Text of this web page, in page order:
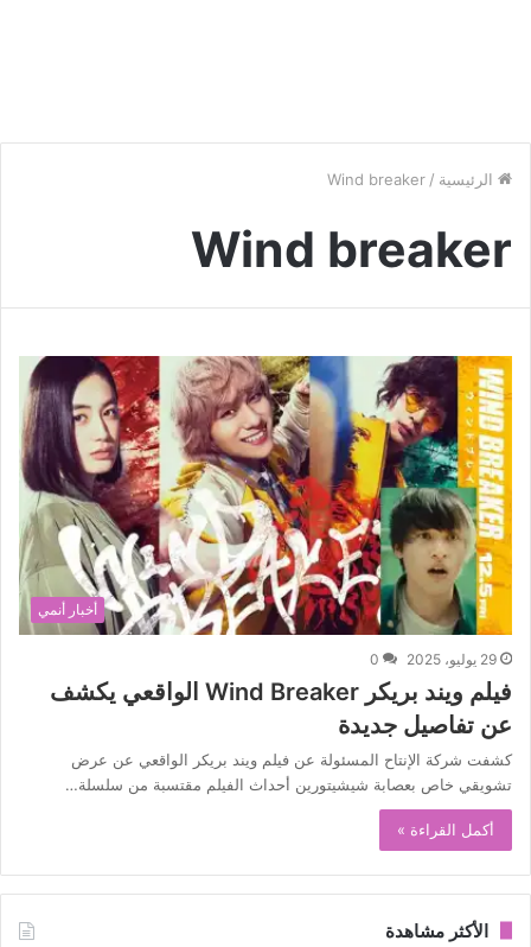
الرئيسية /
Wind breaker
Wind breaker
أخبار أنمي
29 يوليو، 2025 0
فيلم ويند بريكر Wind Breaker الواقعي يكشف
عن تفاصيل جديدة
كشفت شركة الإنتاح المسئولة عن فيلم ويند بريكر الواقعي عن عرض
تشويقي خاص بعصابة شيشيتورين أحداث الفيلم مقتسبة من سلسلة…
أكمل القراءة »
الأكثر مشاهدة